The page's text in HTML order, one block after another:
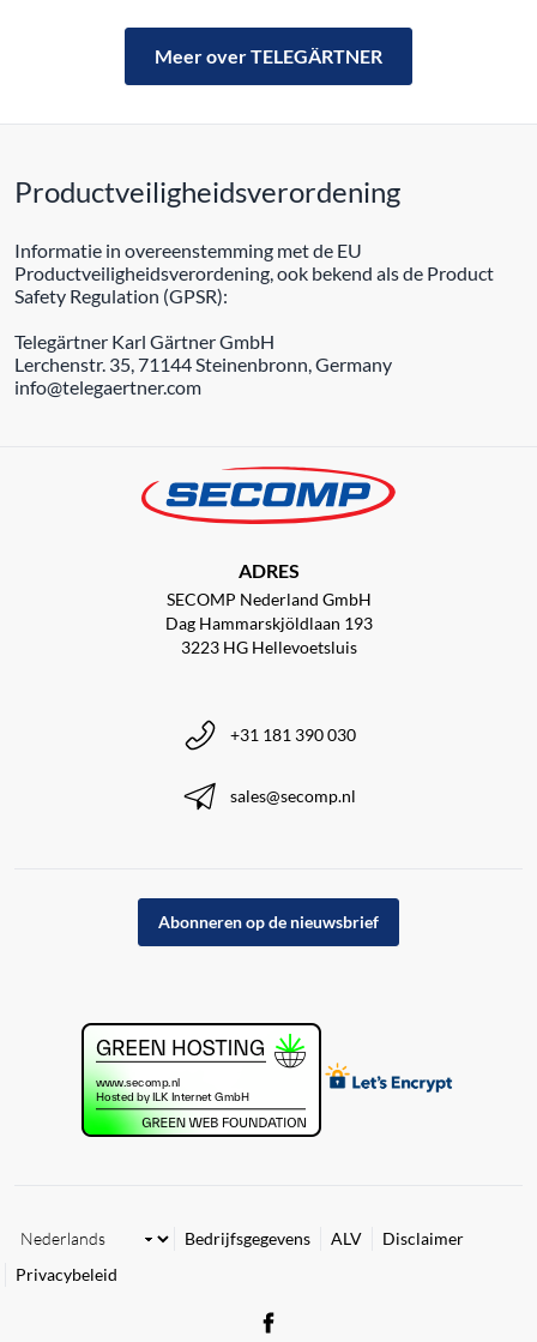
Meer over TELEGÄRTNER
Productveiligheidsverordening
Informatie in overeenstemming met de EU
Productveiligheidsverordening, ook bekend als de Product
Safety Regulation (GPSR):
Telegärtner Karl Gärtner GmbH
Lerchenstr. 35, 71144 Steinenbronn, Germany
info@telegaertner.com
ADRES
SECOMP Nederland GmbH
Dag Hammarskjöldlaan 193
3223 HG Hellevoetsluis
+31 181 390 030
sales@secomp.nl
Abonneren op de nieuwsbrief
Bedrijfsgegevens ALV
Disclaimer
Privacybeleid